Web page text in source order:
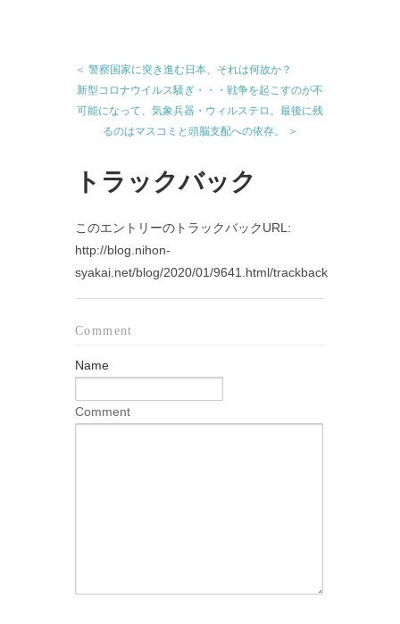
＜ 警察国家に突き進む日本、それは何故か？
新型コロナウイルス騒ぎ・・・戦争を起こすのが不
可能になって、気象兵器・ウィルステロ。最後に残
るのはマスコミと頭脳支配への依存。 ＞
トラックバック
このエントリーのトラックバックURL:
http://blog.nihon-
syakai.net/blog/2020/01/9641.html/trackback
Comment
Name
Comment